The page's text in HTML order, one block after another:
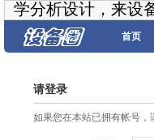
学分析设计，来设
首页
请登录
如果您在本站已拥有帐号